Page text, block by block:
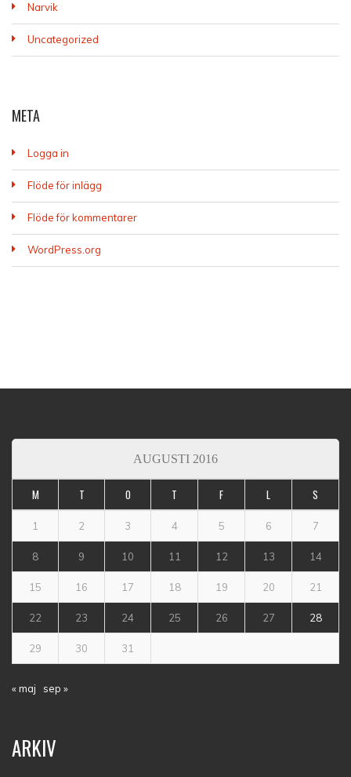
Narvik
Uncategorized
META
Logga in
Flöde för inlägg
Flöde för kommentarer
WordPress.org
AUGUSTI 2016
M T O T F L S
1 2 3 4 5 6 7
8 9 10 11 12 13 14
15 16 17 18 19 20 21
22 23 24 25 26 27 28
29 30 31
« maj sep »
ARKIV